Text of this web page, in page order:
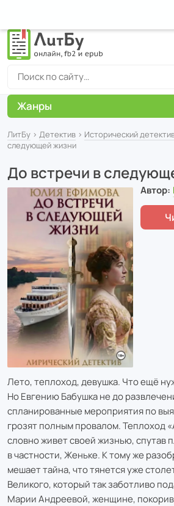
ЛитБу › Детектив › Исторический
следующей жизни
До встречи в
Автор:
Лето, теплоход, девушка. Что ещё
Но Евгению Бабушка не до
спланированные мероприятия по
грозят полным провалом. Теплоход
словно живет своей жизнью, спутав
в частности, Женьке. К тому же
мешает тайна, что тянется уже
Великого, который так заботливо
Марии Андреевой, женщине,
Жанры